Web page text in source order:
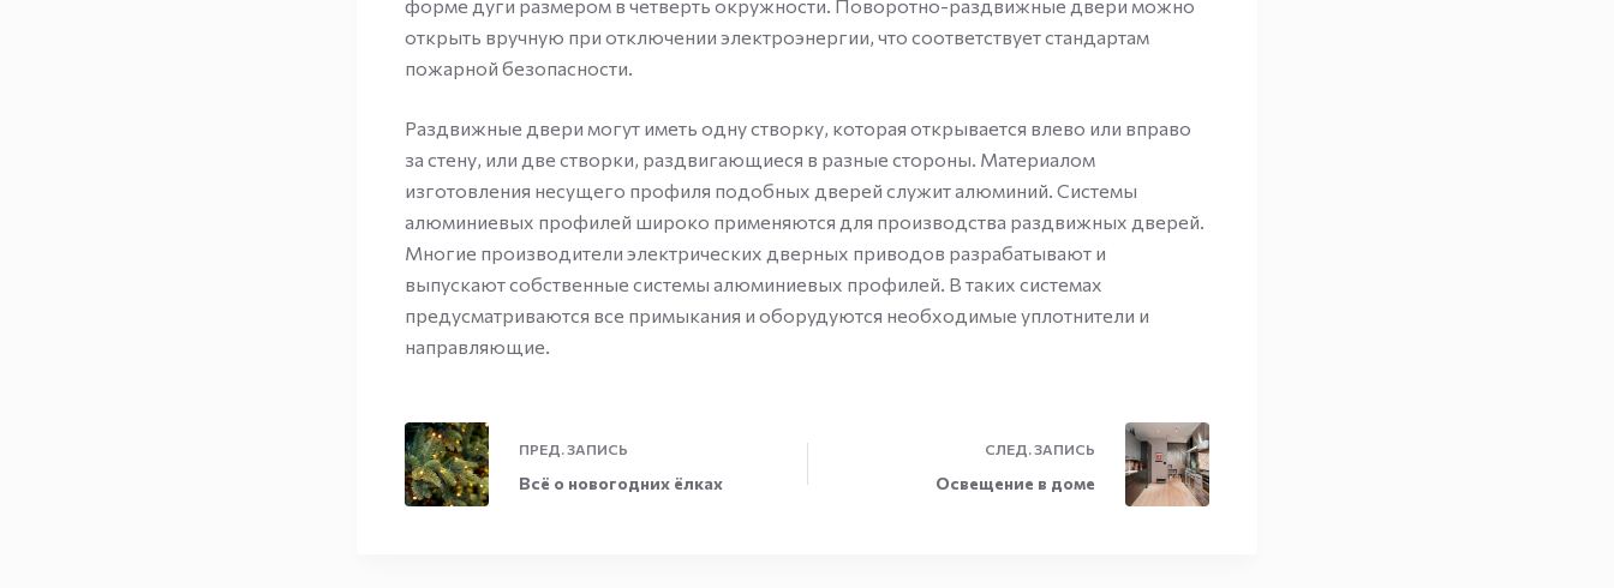
форме дуги размером в четверть окружности. Поворотно-раздвижные двери можно
открыть вручную при отключении электроэнергии, что соответствует стандартам
пожарной безопасности.
Раздвижные двери могут иметь одну створку, которая открывается влево или вправо
за стену, или две створки, раздвигающиеся в разные стороны. Материалом
изготовления несущего профиля подобных дверей служит алюминий. Системы
алюминиевых профилей широко применяются для производства раздвижных дверей.
Многие производители электрических дверных приводов разрабатывают и
выпускают собственные системы алюминиевых профилей. В таких системах
предусматриваются все примыкания и оборудуются необходимые уплотнители и
направляющие.
ПРЕД. ЗАПИСЬ
Всё о новогодних ёлках
СЛЕД. ЗАПИСЬ
Освещение в доме